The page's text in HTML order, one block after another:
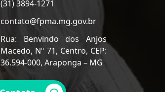
(31) 3894-1271
contato@fpma.mg.gov.br
Rua: Benvindo dos Anjos
Macedo, Nº 71, Centro, CEP:
36.594-000, Araponga – MG